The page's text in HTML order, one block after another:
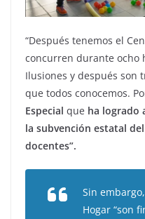
“Después tenemos el
concurren durante ocho
Ilusiones y después son
que todos conocemos.
Especial que ha logrado
la subvención estatal
docentes”.
Sin
Hogar “son